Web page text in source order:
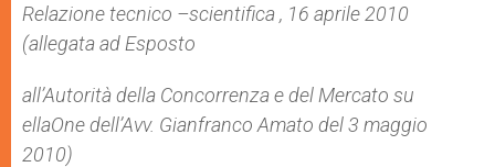
Relazione tecnico –scientifica , 16 aprile 2010
(allegata ad Esposto
all’Autorità della Concorrenza e del Mercato su
ellaOne dell’Avv. Gianfranco Amato del 3 maggio
2010)